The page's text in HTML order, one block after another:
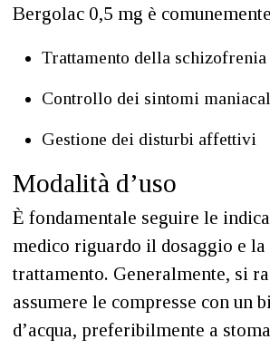
Bergolac 0,5 mg è
Trattamento della schizofrenia
Controllo dei sintomi
Gestione dei disturbi affettivi
Modalità d’uso
È fondamentale seguire le
medico riguardo il dosaggio e la
trattamento. Generalmente, si
assumere le compresse con un
d’acqua, preferibilmente a